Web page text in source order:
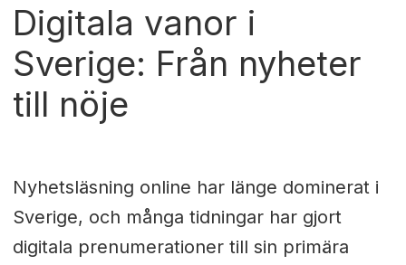
Digitala vanor i
Sverige: Från nyheter
till nöje
Nyhetsläsning online har länge dominerat i
Sverige, och många tidningar har gjort
digitala prenumerationer till sin primära